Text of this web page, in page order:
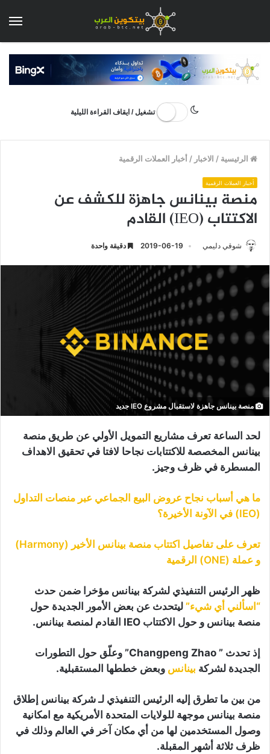
تشغيل / ايقاف القراءة الليلية
الرئيسية / الاخبار /أخبار العملات الرقمية
أخبار العملات الرقمية
منصة بينانس جاهزة للكشف عن
الاكتتاب (IEO) القادم
شوقي دليمي 2019-06-19 دقيقة واحدة
منصة بينانس جاهزة لاستقبال مشروع IEO جديد
لحد الساعة تعرف مشاريع التمويل الأولي عن طريق منصة
بينانس المخصصة للاكتتابات نجاحا لافتا في تحقيق الاهداف
المسطرة في ظرف وجيز.
ما هي أسباب نجاح عروض البيع الجماعي عبر منصات التداول
(IEO) في الآونة الأخيرة؟
تعرف على تفاصيل اكتتاب منصة بينانس الأخير (Harmony)
و عملة (ONE) الرقمية
ظهر الرئيس التنفيذي لشركة بينانس مؤخرا ضمن حدث
“اسألني أي شيء” ليتحدث عن بعض الأمور الجديدة حول
منصة بينانس و حول الاكتتاب IEO القادم لمنصة بينانس.
إذ تحدث ” Changpeng Zhao” وعلّق حول التطورات
الجديدة لشركة بينانس وبعض خططها المستقبلية.
من بين ما تطرق إليه الرئيس التنفيذي لـ شركة بينانس إطلاق
منصة بينانس موجهة للولايات المتحدة الأمريكية مع امكانية
وصول المستخدمين لها من أي مكان آخر في العالم وذلك في
ظرف ثلاثة أشهر المقبلة.